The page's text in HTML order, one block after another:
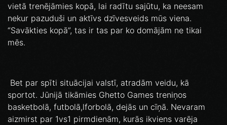
vietā trenējāmies kopā, lai radītu sajūtu, ka neesam
nekur pazuduši un aktīvs dzīvesveids mūs viena.
“Savākties kopā”, tas ir tas par ko domājām ne tikai
mēs.
Bet par spīti situācijai valstī, atradām veidu, kā
sportot. Jūnijā tikāmies Ghetto Games treniņos
basketbolā, futbolā,lforbolā, dejās un cīņā. Nevaram
aizmirst par 1vs1 pirmdienām, kurās ikviens varēja